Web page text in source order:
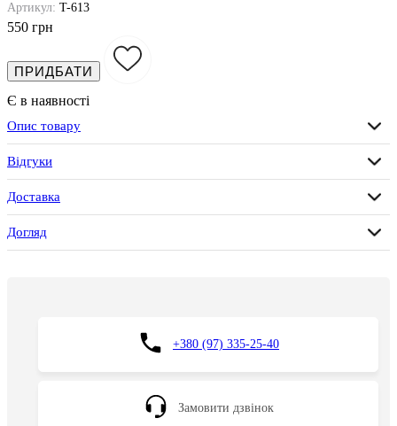
Артикул: T-613
550 грн
ПРИДБАТИ
Є в наявності
Опис товару
Відгуки
Доставка
Догляд
+380 (97) 335-25-40
Замовити дзвінок